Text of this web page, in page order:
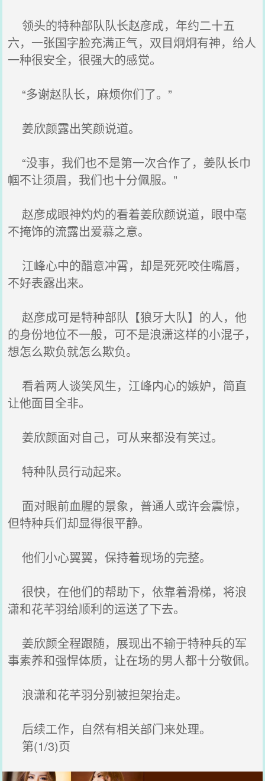
领头的特种部队队长赵彦成，年约二十五
六，一张国字脸充满正气，双目炯炯有神，给人
一种很安全，很强大的感觉。
“多谢赵队长，麻烦你们了。”
姜欣颜露出笑颜说道。
“没事，我们也不是第一次合作了，姜队长巾
帼不让须眉，我们也十分佩服。”
赵彦成眼神灼灼的看着姜欣颜说道，眼中毫
不掩饰的流露出爱慕之意。
江峰心中的醋意冲霄，却是死死咬住嘴唇，
不好表露出来。
赵彦成可是特种部队【狼牙大队】的人，他
的身份地位不一般，可不是浪潇这样的小混子，
想怎么欺负就怎么欺负。
看着两人谈笑风生，江峰内心的嫉妒，简直
让他面目全非。
姜欣颜面对自己，可从来都没有笑过。
特种队员行动起来。
面对眼前血腥的景象，普通人或许会震惊，
但特种兵们却显得很平静。
他们小心翼翼，保持着现场的完整。
很快，在他们的帮助下，依靠着滑梯，将浪
潇和花芊羽给顺利的运送了下去。
姜欣颜全程跟随，展现出不输于特种兵的军
事素养和强悍体质，让在场的男人都十分敬佩。
浪潇和花芊羽分别被担架抬走。
后续工作，自然有相关部门来处理。
第(1/3)页